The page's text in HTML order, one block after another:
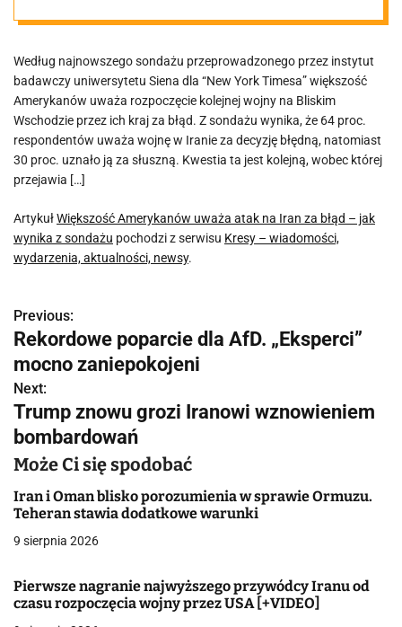
jak wynika z
sondażu
Według najnowszego sondażu przeprowadzonego przez instytut
badawczy uniwersytetu Siena dla “New York Timesa” większość
Amerykanów uważa rozpoczęcie kolejnej wojny na Bliskim
Wschodzie przez ich kraj za błąd. Z sondażu wynika, że ​​64 proc.
respondentów uważa wojnę w Iranie za decyzję błędną, natomiast
30 proc. uznało ją za słuszną. Kwestia ta jest kolejną, wobec której
przejawia […]
ArtykułWiększość Amerykanów uważa atak na Iran za błąd – jak
wynika z sondażu pochodzi z serwisu Kresy – wiadomości,
wydarzenia, aktualności, newsy.
N
a
w
i
g
a
c
a
Previous:
Rekordowe poparcie dla AfD. „Eksperci”
mocno zaniepokojeni
Next:
Trump znowu grozi Iranowi wznowieniem
bombardowań
Może Ci się spodobać
Iran i Oman blisko porozumienia w sprawie Ormuzu.
Teheran stawia dodatkowe warunki
9 sierpnia 2026
Pierwsze nagranie najwyższego przywódcy Iranu od
czasu rozpoczęcia wojny przez USA [+VIDEO]